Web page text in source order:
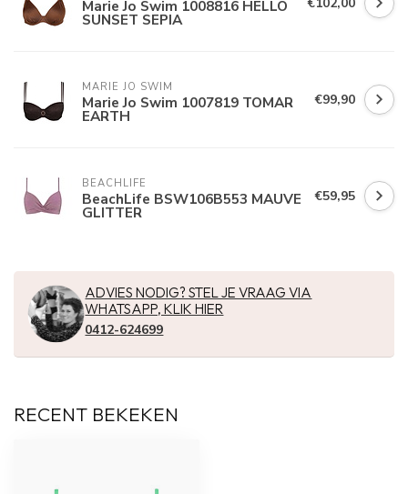
Marie Jo Swim 1008816 HELLO
SUNSET SEPIA
MARIE JO SWIM
Marie Jo Swim 1007819 TOMAR
EARTH
€99,90
BEACHLIFE
BeachLife BSW106B553 MAUVE
GLITTER
€59,95
ADVIES NODIG? STEL JE VRAAG VIA
WHATSAPP, KLIK HIER
0412-624699
RECENT BEKEKEN